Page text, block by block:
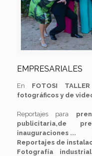
EMPRESARIALES
En FOTOSI
fotográficos y de
Reportajes para
publicitaria,de
inauguraciones ...
Reportajes de
Fotografía